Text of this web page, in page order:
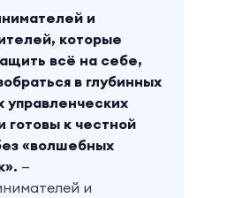
и
которые
всё на себе,
в глубинных
управленческих
готовы к честной
«волшебных
—
и